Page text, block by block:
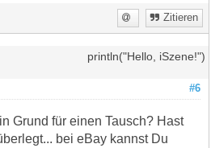
Zitieren
println("Hello, iSzene!")
#6
Grund für einen Tausch? Hast
bei eBay kannst Du